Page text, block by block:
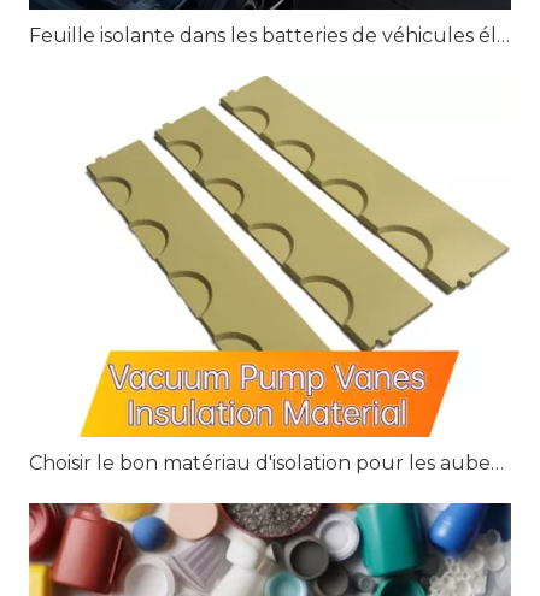
Feuille isolante dans les batteries de véhicules électriques : matériaux, types et rôles clés
Choisir le bon matériau d'isolation pour les aubes de pompe à vide : G10, G11 et FR4